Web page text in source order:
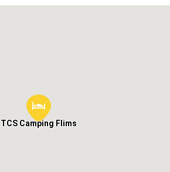
TCS Camping Flims